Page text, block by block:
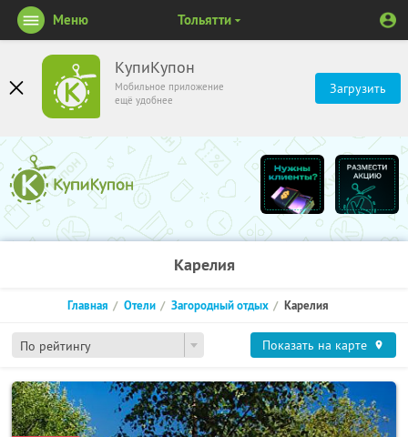
КупиКупон
Мобильное приложение
ещё удобнее
Загрузить
Меню Тольятти
Карелия
По рейтингу
Главная Отели Загородный отдых Карелия
Показать на карте